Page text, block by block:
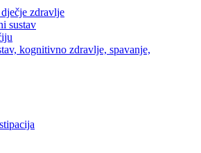
zdravlje
sustav
kognitivno zdravlje, spavanje,